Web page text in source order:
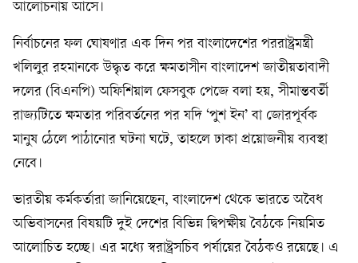
আলোচনায় আসে।
নির্বাচনের ফল ঘোষণার এক দিন পর বাংলাদেশের পররাষ্ট্রমন্ত্রী
খলিলুর রহমানকে উদ্ধৃত করে ক্ষমতাসীন বাংলাদেশ জাতীয়তাবাদী
দলের (বিএনপি) অফিশিয়াল ফেসবুক পেজে বলা হয়, সীমান্তবর্তী
রাজ্যটিতে ক্ষমতার পরিবর্তনের পর যদি ‘পুশ ইন’ বা জোরপূর্বক
মানুষ ঠেলে পাঠানোর ঘটনা ঘটে, তাহলে ঢাকা প্রয়োজনীয় ব্যবস্থা
নেবে।
ভারতীয় কর্মকর্তারা জানিয়েছেন, বাংলাদেশ থেকে ভারতে অবৈধ
অভিবাসনের বিষয়টি দুই দেশের বিভিন্ন দ্বিপক্ষীয় বৈঠকে নিয়মিত
আলোচিত হচ্ছে। এর মধ্যে স্বরাষ্ট্রসচিব পর্যায়ের বৈঠকও রয়েছে। এ